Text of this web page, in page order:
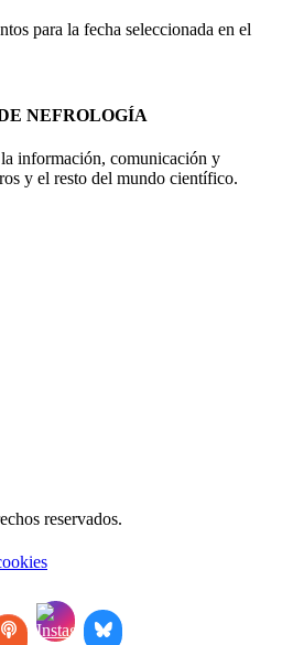
para la fecha seleccionada en el
NEFROLOGÍA
información, comunicación y
y el resto del mundo científico.
reservados.